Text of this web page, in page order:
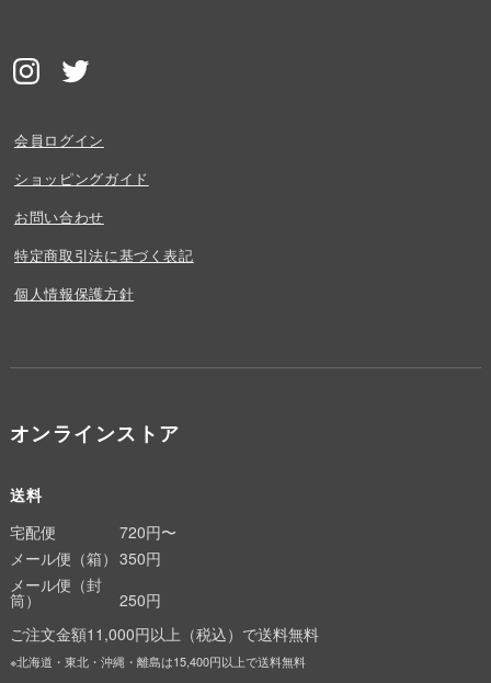
会員ログイン
ショッピングガイド
お問い合わせ
特定商取引法に基づく表記
個人情報保護方針
オンラインストア
送料
宅配便
720円〜
メール便（箱） 350円
メール便（封
筒）
250円
ご注文金額11,000円以上（税込）で送料無料
※北海道・東北・沖縄・離島は15,400円以上で送料無料